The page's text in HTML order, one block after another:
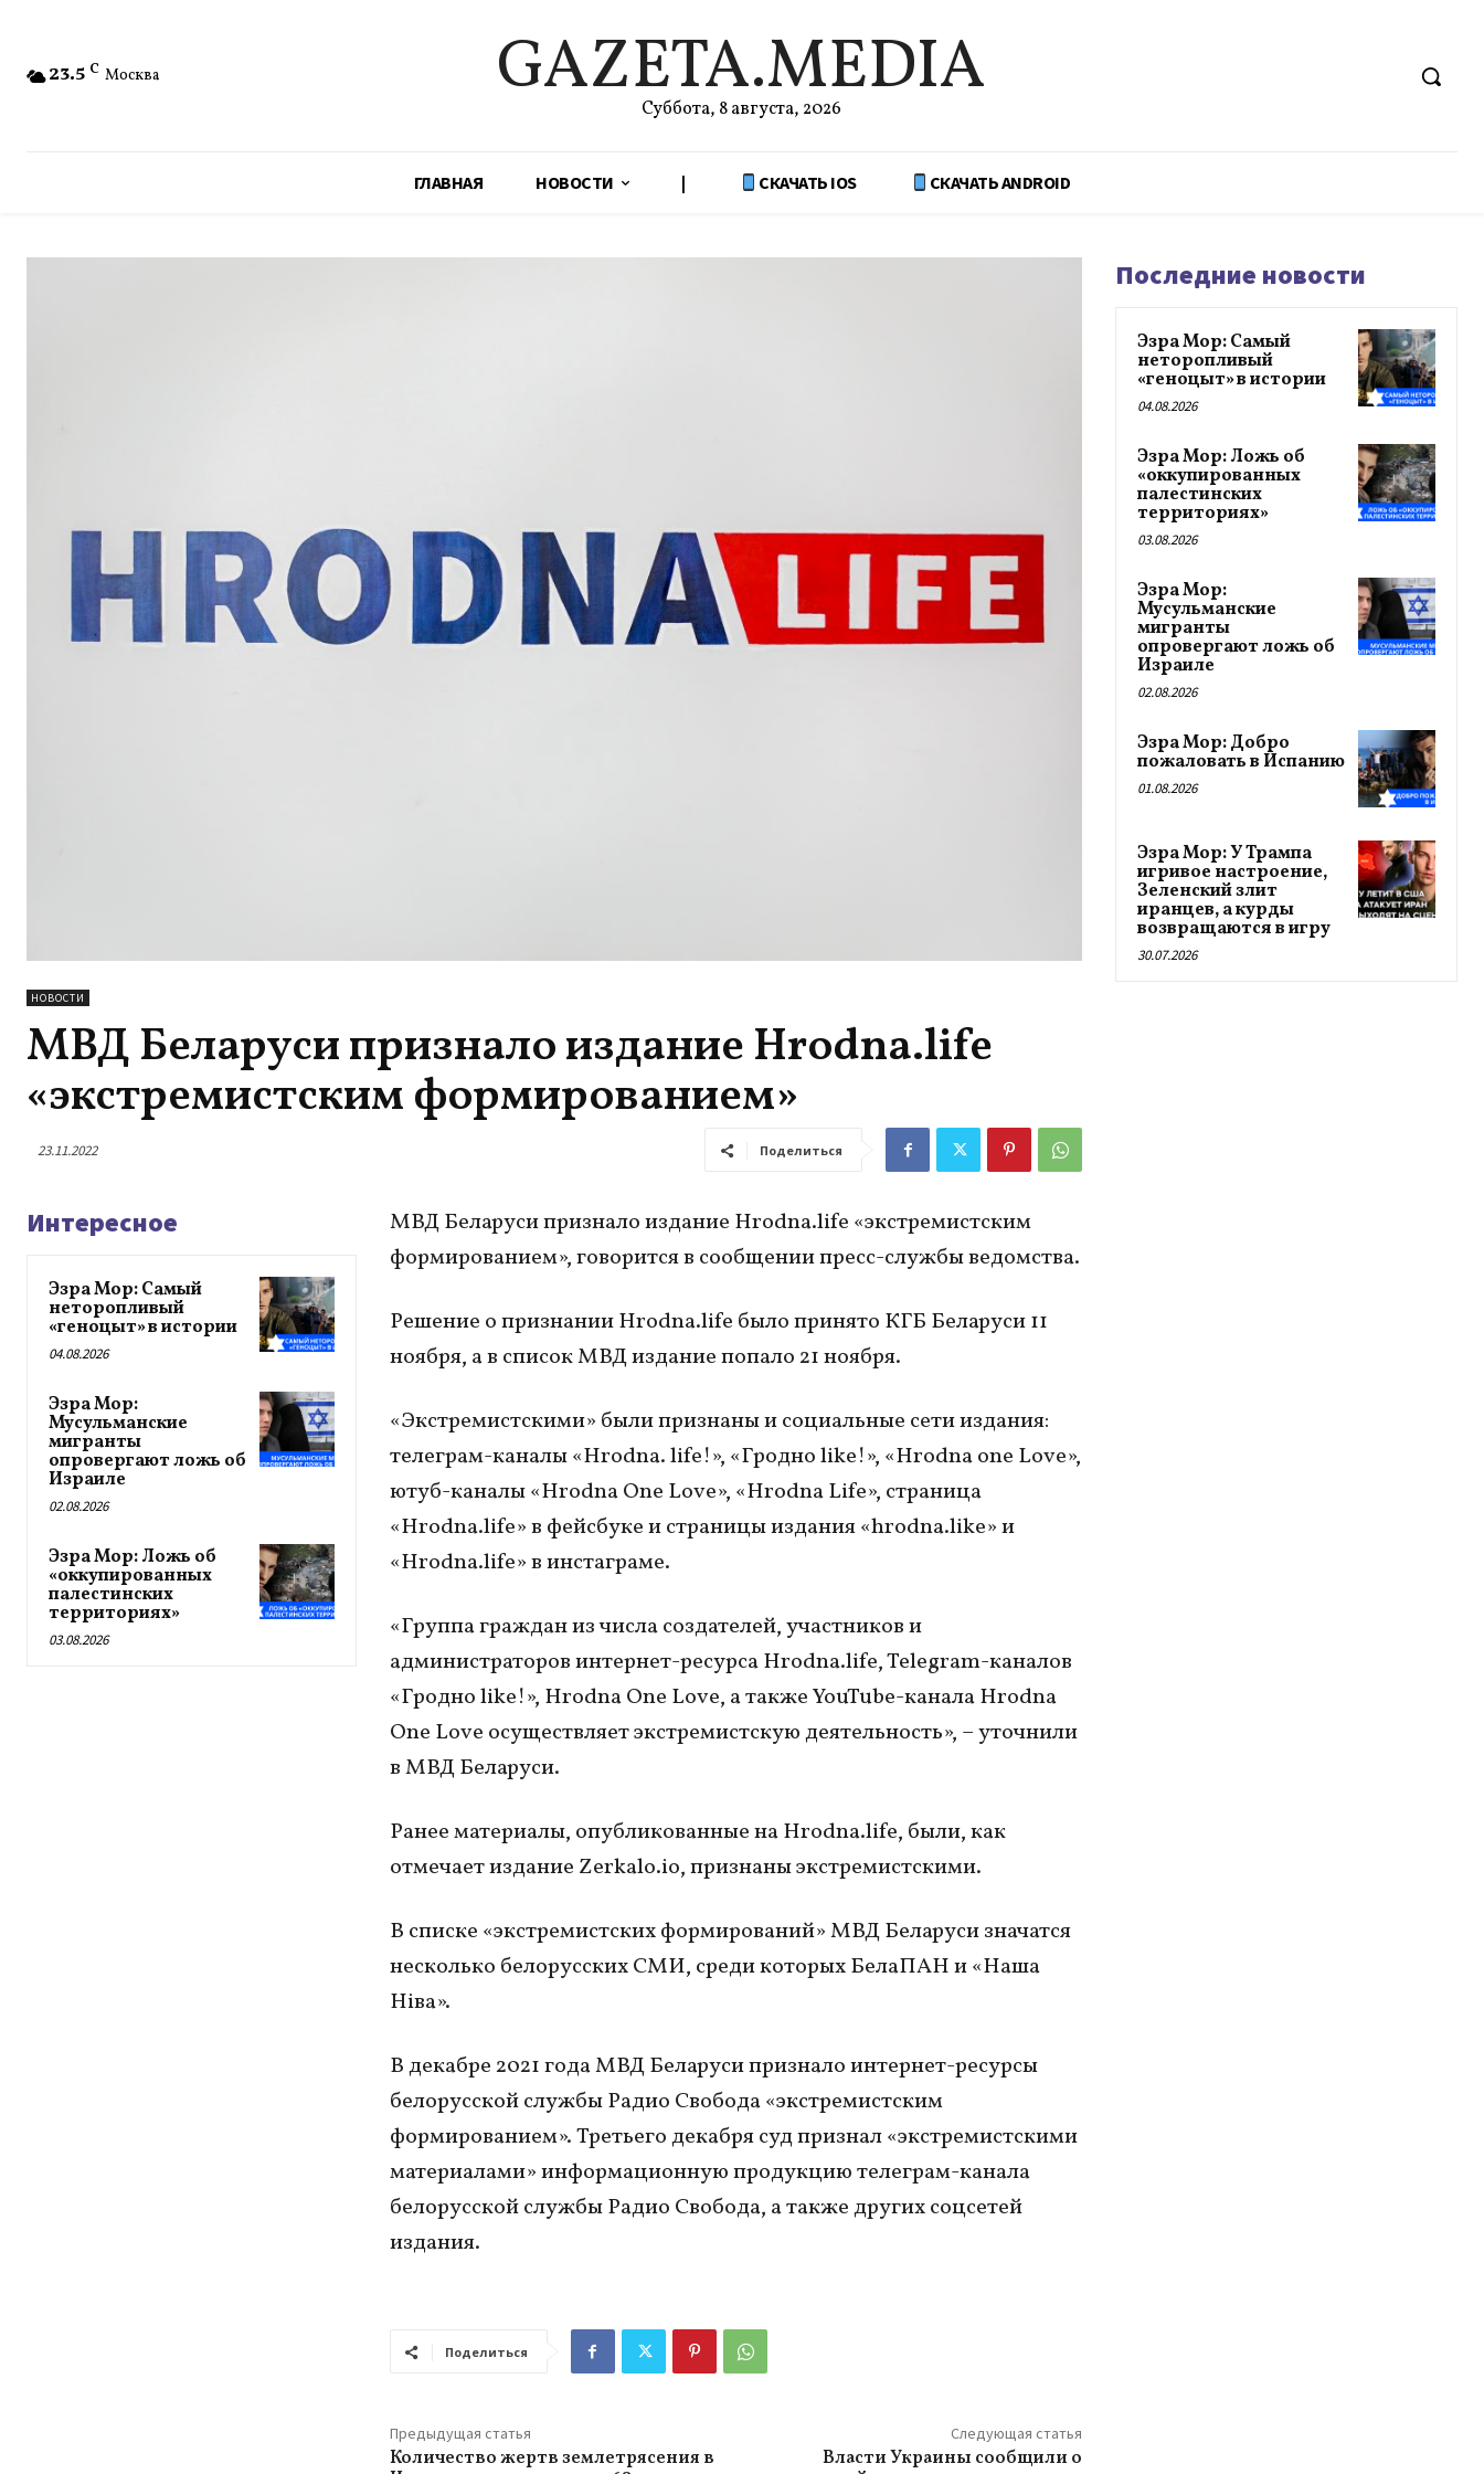
23.5 C Москва GAZETA.MEDIA
Суббота, 8 августа, 2026
ГЛАВНАЯ НОВОСТИ | СКАЧАТЬ IOS СКАЧАТЬ ANDROID
НОВОСТИ
МВД Беларуси признало издание Hrodna.life
«экстремистским формированием»
23.11.2022 Поделиться
Интересное
Эзра Мор: Самый
неторопливый
«геноцыт» в истории
04.08.2026
Эзра Мор:
Мусульманские
мигранты
опровергают ложь об
Израиле
02.08.2026
Эзра Мор: Ложь об
«оккупированных
палестинских
территориях»
03.08.2026
МВД Беларуси признало издание Hrodna.life «экстремистским
формированием», говорится в сообщении пресс-службы ведомства.
Решение о признании Hrodna.life было принято КГБ Беларуси 11
ноября, а в список МВД издание попало 21 ноября.
«Экстремистскими» были признаны и социальные сети издания:
телеграм-каналы «Hrodna. life!», «Гродно like!», «Hrodna one Love»,
ютуб-каналы «Hrodna One Love», «Hrodna Life», страница
«Hrodna.life» в фейсбуке и страницы издания «hrodna.like» и
«Hrodna.life» в инстаграме.
«Группа граждан из числа создателей, участников и
администраторов интернет-ресурса Hrodna.life, Telegram-каналов
«Гродно like!», Hrodna One Love, а также YouTube-канала Hrodna
One Love осуществляет экстремистскую деятельность», – уточнили
в МВД Беларуси.
Ранее материалы, опубликованные на Hrodna.life, были, как
отмечает издание Zerkalo.io, признаны экстремистскими.
В списке «экстремистских формирований» МВД Беларуси значатся
несколько белорусских СМИ, среди которых БелаПАН и «Наша
Нiва».
В декабре 2021 года МВД Беларуси признало интернет-ресурсы
белорусской службы Радио Свобода «экстремистским
формированием». Третьего декабря суд признал «экстремистскими
материалами» информационную продукцию телеграм-канала
белорусской службы Радио Свобода, а также других соцсетей
издания.
Поделиться
Предыдущая статья
Количество жертв землетрясения в
Следующая статья
Власти Украины сообщили о
Последние новости
Эзра Мор: Самый
неторопливый
«геноцыт» в истории
04.08.2026
Эзра Мор: Ложь об
«оккупированных
палестинских
территориях»
03.08.2026
Эзра Мор:
Мусульманские
мигранты
опровергают ложь об
Израиле
02.08.2026
Эзра Мор: Добро
пожаловать в Испанию
01.08.2026
Эзра Мор: У Трампа
игривое настроение,
Зеленский злит
иранцев, а курды
возвращаются в игру
30.07.2026